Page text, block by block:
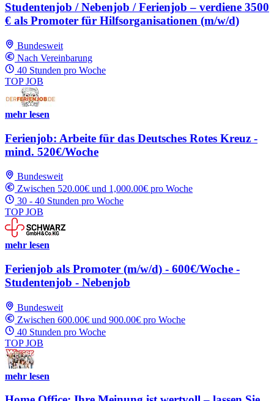
Studentenjob / Nebenjob / Ferienjob – verdiene 3500
€ als Promoter für Hilfsorganisationen (m/w/d)
Bundesweit
Nach Vereinbarung
40 Stunden pro Woche
TOP JOB
mehr lesen
Ferienjob: Arbeite für das Deutsches Rotes Kreuz -
mind. 520€/Woche
Bundesweit
Zwischen 520.00€ und 1,000.00€ pro Woche
30 - 40 Stunden pro Woche
TOP JOB
mehr lesen
Ferienjob als Promoter (m/w/d) - 600€/Woche -
Studentenjob - Nebenjob
Bundesweit
Zwischen 600.00€ und 900.00€ pro Woche
40 Stunden pro Woche
TOP JOB
mehr lesen